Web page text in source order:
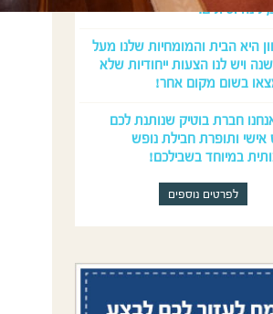
לינה וטיולים.
היא הבית והמומחיות שלנו מעל
15 שנה ויש לנו הצעות ייחודיות שלא
בשום מקום אחר!
חברת בוטיק שנותנת לכם
אישי ותופרת חבילת נופש
במיוחד בשבילכם!
לפרטים נוספים